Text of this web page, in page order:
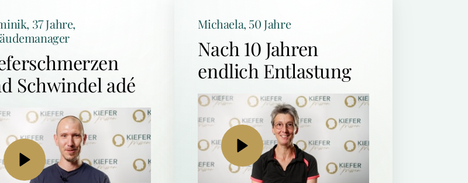
Schwindel adé
Michaela, 50 Jahre
Nach 10 Jahren
endlich Entlastung